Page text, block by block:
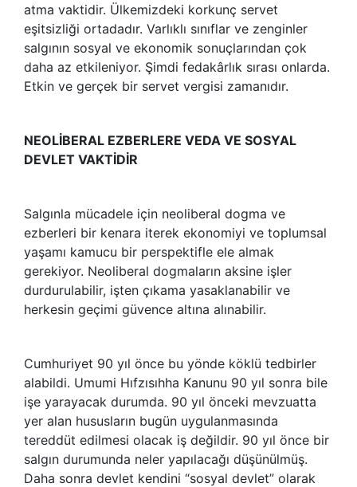
atma vaktidir. Ülkemizdeki korkunç servet
eşitsizliği ortadadır. Varlıklı sınıflar ve zenginler
salgının sosyal ve ekonomik sonuçlarından çok
daha az etkileniyor. Şimdi fedakârlık sırası onlarda.
Etkin ve gerçek bir servet vergisi zamanıdır.
NEOLİBERAL EZBERLERE VEDA VE SOSYAL
DEVLET VAKTİDİR
Salgınla mücadele için neoliberal dogma ve
ezberleri bir kenara iterek ekonomiyi ve toplumsal
yaşamı kamucu bir perspektifle ele almak
gerekiyor. Neoliberal dogmaların aksine işler
durdurulabilir, işten çıkama yasaklanabilir ve
herkesin geçimi güvence altına alınabilir.
Cumhuriyet 90 yıl önce bu yönde köklü tedbirler
alabildi. Umumi Hıfzısıhha Kanunu 90 yıl sonra bile
işe yarayacak durumda. 90 yıl önceki mevzuatta
yer alan hususların bugün uygulanmasında
tereddüt edilmesi olacak iş değildir. 90 yıl önce bir
salgın durumunda neler yapılacağı düşünülmüş.
Daha sonra devlet kendini “sosyal devlet” olarak